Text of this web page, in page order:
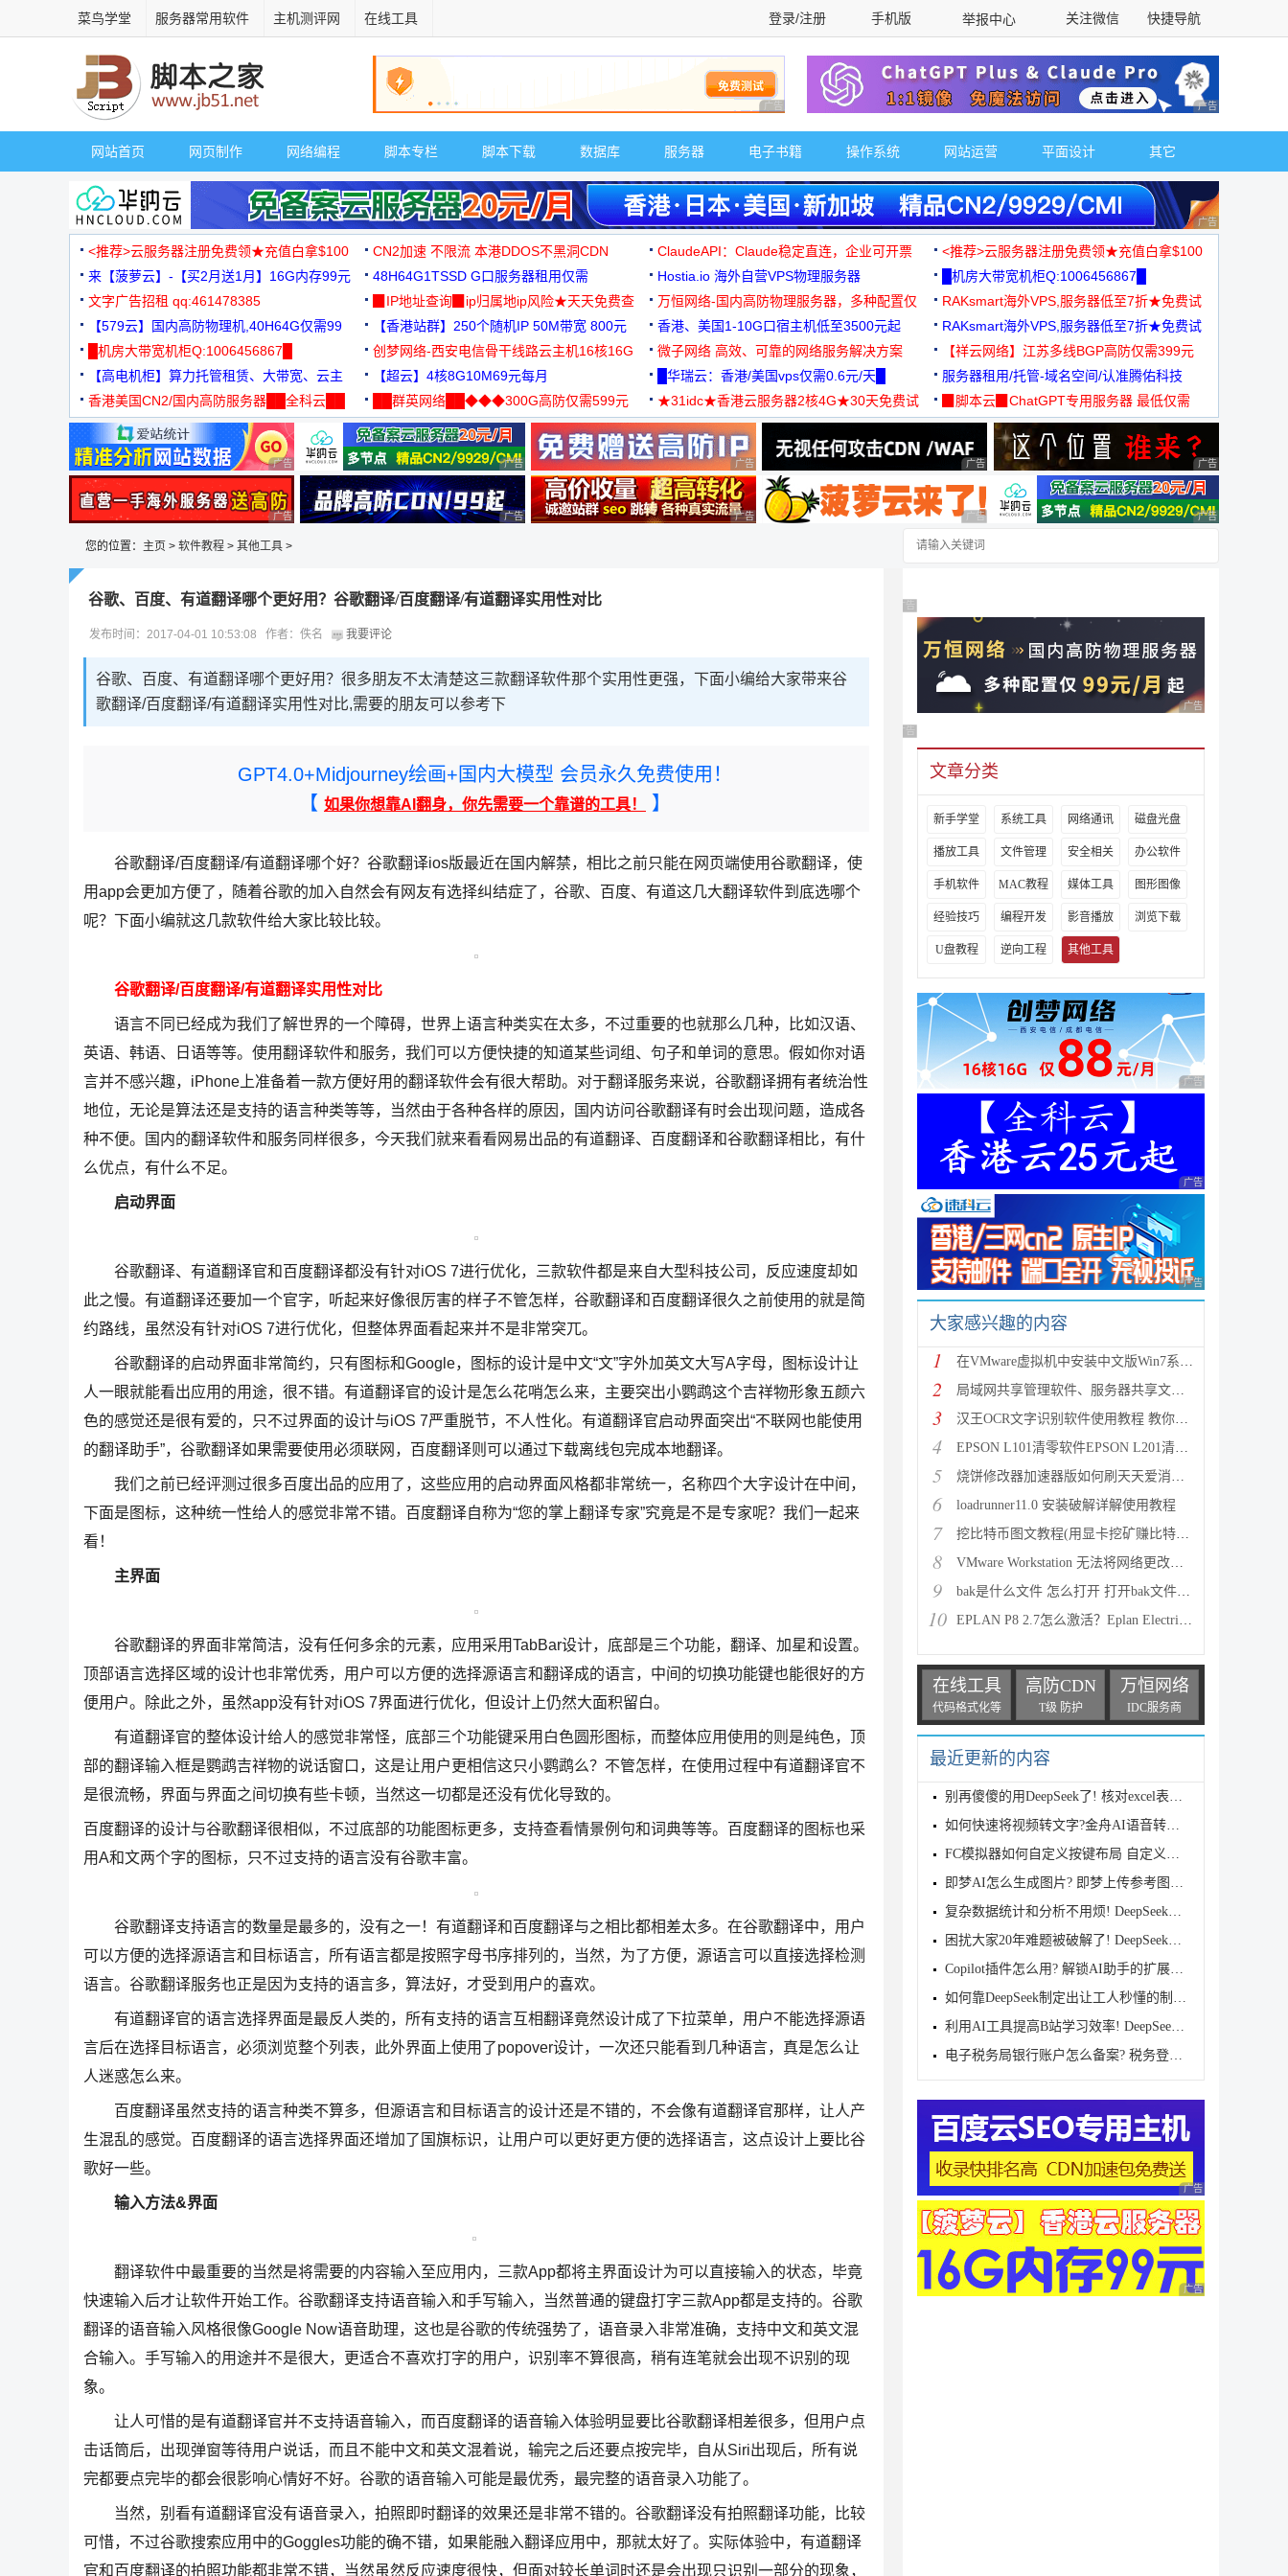
菜鸟学堂 服务器常用软件 主机测评网 在线工具 登录/注册 手机版 举报中心 关注微信 快捷导航
广告 商业广告，理性选择 广告 商业广告，理
网站首页 网页制作 网络编程 脚本专栏 脚本下载 数据库 服务器 电子书籍 操作系统 网站运营 平面设计 其它
广告 商业广告，理
<推荐>云服务器注册免费领★充值白拿$100 CN2加速 不限流 本港DDOS不黑洞CDN ClaudeAPI：Claude稳定直连，企业可开票
<推荐>云服务器注册免费领★充值白拿$100
来【菠萝云】-【买2月送1月】16G内存99元
48H64G1TSSD G口服务器租用仅需
3000+可免费测试
Hostia.io 海外自营VPS物理服务器
█机房大带宽机柜Q:1006456867█
文字广告招租 qq:461478385
▉IP地址查询▉ip归属地ip风险★天天免费查
万恒网络-国内高防物理服务器，多种配置仅
99元/月起
RAKsmart海外VPS,服务器低至7折★免费试
用★
【579云】国内高防物理机,40H64G仅需99
元
【香港站群】250个随机IP 50M带宽 800元 香港、美国1-10G口宿主机低至3500元起
RAKsmart海外VPS,服务器低至7折★免费试
用★
█机房大带宽机柜Q:1006456867█
创梦网络-西安电信骨干线路云主机16核16G
88元/月
微子网络 高效、可靠的网络服务解决方案
【祥云网络】江苏多线BGP高防仅需399元
【高电机柜】算力托管租赁、大带宽、云主
机
【超云】4核8G10M69元每月 █华瑞云：香港/美国vps仅需0.6元/天█
服务器租用/托管-域名空间/认准腾佑科技
香港美国CN2/国内高防服务器██全科云██
██群英网络██◆◆◆300G高防仅需599元
◆◆◆
★31idc★香港云服务器2核4G★30天免费试
用◆
▉脚本云▉ChatGPT专用服务器 最低仅需
19元/月
广告 商业广告，理性选择 广告 商业广告，理性选择 广告 商业广告，理性选择 广告 商业广告，理性选择 广告 商业广告，理
广告 商业广告，理性选择 广告 商业广告，理性选择 广告 商业广告，理性选择 广告 商业广告，理性选择 广告 商业广告，理
您的位置： 主页 > 软件教程 > 其他工具 >
谷歌、百度、有道翻译哪个更好用？谷歌翻译/百度翻译/有道翻译实用性对比
发布时间：2017-04-01 10:53:08 作者：佚名 我要评论
谷歌、百度、有道翻译哪个更好用？很多朋友不太清楚这三款翻译软件那个实用性更强，下面小编给大家带来谷
歌翻译/百度翻译/有道翻译实用性对比,需要的朋友可以参考下
GPT4.0+Midjourney绘画+国内大模型 会员永久免费使用！
【 如果你想靠AI翻身，你先需要一个靠谱的工具！ 】
谷歌翻译/百度翻译/有道翻译哪个好？谷歌翻译ios版最近在国内解禁，相比之前只能在网页端使用谷歌翻译，使
用app会更加方便了，随着谷歌的加入自然会有网友有选择纠结症了，谷歌、百度、有道这几大翻译软件到底选哪个
呢？下面小编就这几款软件给大家比较比较。
谷歌翻译/百度翻译/有道翻译实用性对比
语言不同已经成为我们了解世界的一个障碍，世界上语言种类实在太多，不过重要的也就那么几种，比如汉语、
英语、韩语、日语等等。使用翻译软件和服务，我们可以方便快捷的知道某些词组、句子和单词的意思。假如你对语
言并不感兴趣，iPhone上准备着一款方便好用的翻译软件会有很大帮助。对于翻译服务来说，谷歌翻译拥有者统治性
地位，无论是算法还是支持的语言种类等等，当然由于各种各样的原因，国内访问谷歌翻译有时会出现问题，造成各
种不便。国内的翻译软件和服务同样很多，今天我们就来看看网易出品的有道翻译、百度翻译和谷歌翻译相比，有什
么优点，有什么不足。
启动界面
谷歌翻译、有道翻译官和百度翻译都没有针对iOS 7进行优化，三款软件都是来自大型科技公司，反应速度却如
此之慢。有道翻译还要加一个官字，听起来好像很厉害的样子不管怎样，谷歌翻译和百度翻译很久之前使用的就是简
约路线，虽然没有针对iOS 7进行优化，但整体界面看起来并不是非常突兀。
谷歌翻译的启动界面非常简约，只有图标和Google，图标的设计是中文“文”字外加英文大写A字母，图标设计让
人一眼就能看出应用的用途，很不错。有道翻译官的设计是怎么花哨怎么来，主要突出小鹦鹉这个吉祥物形象五颜六
色的感觉还是很有爱的，只不过界面的设计与iOS 7严重脱节，不人性化。有道翻译官启动界面突出“不联网也能使用
的翻译助手”，谷歌翻译如果需要使用必须联网，百度翻译则可以通过下载离线包完成本地翻译。
我们之前已经评测过很多百度出品的应用了，这些应用的启动界面风格都非常统一，名称四个大字设计在中间，
下面是图标，这种统一性给人的感觉非常不错。百度翻译自称为“您的掌上翻译专家”究竟是不是专家呢？我们一起来
看！
主界面
谷歌翻译的界面非常简洁，没有任何多余的元素，应用采用TabBar设计，底部是三个功能，翻译、加星和设置。
顶部语言选择区域的设计也非常优秀，用户可以方便的选择源语言和翻译成的语言，中间的切换功能键也能很好的方
便用户。除此之外，虽然app没有针对iOS 7界面进行优化，但设计上仍然大面积留白。
有道翻译官的整体设计给人的感觉非常怪，底部三个功能键采用白色圆形图标，而整体应用使用的则是纯色，顶
部的翻译输入框是鹦鹉吉祥物的说话窗口，这是让用户更相信这只小鹦鹉么？不管怎样，在使用过程中有道翻译官不
是很流畅，界面与界面之间切换有些卡顿，当然这一切都是还没有优化导致的。
百度翻译的设计与谷歌翻译很相似，不过底部的功能图标更多，支持查看情景例句和词典等等。百度翻译的图标也采
用A和文两个字的图标，只不过支持的语言没有谷歌丰富。
谷歌翻译支持语言的数量是最多的，没有之一！有道翻译和百度翻译与之相比都相差太多。在谷歌翻译中，用户
可以方便的选择源语言和目标语言，所有语言都是按照字母书序排列的，当然，为了方便，源语言可以直接选择检测
语言。谷歌翻译服务也正是因为支持的语言多，算法好，才受到用户的喜欢。
有道翻译官的语言选择界面是最反人类的，所有支持的语言互相翻译竟然设计成了下拉菜单，用户不能选择源语
言后在选择目标语言，必须浏览整个列表，此外界面上使用了popover设计，一次还只能看到几种语言，真是怎么让
人迷惑怎么来。
百度翻译虽然支持的语言种类不算多，但源语言和目标语言的设计还是不错的，不会像有道翻译官那样，让人产
生混乱的感觉。百度翻译的语言选择界面还增加了国旗标识，让用户可以更好更方便的选择语言，这点设计上要比谷
歌好一些。
输入方法&界面
翻译软件中最重要的当然是将需要的内容输入至应用内，三款App都将主界面设计为可以直接输入的状态，毕竟
快速输入后才让软件开始工作。谷歌翻译支持语音输入和手写输入，当然普通的键盘打字三款App都是支持的。谷歌
翻译的语音输入风格很像Google Now语音助理，这也是谷歌的传统强势了，语音录入非常准确，支持中文和英文混
合输入。手写输入的用途并不是很大，更适合不喜欢打字的用户，识别率不算很高，稍有连笔就会出现不识别的现
象。
让人可惜的是有道翻译官并不支持语音输入，而百度翻译的语音输入体验明显要比谷歌翻译相差很多，但用户点
击话筒后，出现弹窗等待用户说话，而且不能中文和英文混着说，输完之后还要点按完毕，自从Siri出现后，所有说
完都要点完毕的都会很影响心情好不好。谷歌的语音输入可能是最优秀，最完整的语音录入功能了。
当然，别看有道翻译官没有语音录入，拍照即时翻译的效果还是非常不错的。谷歌翻译没有拍照翻译功能，比较
可惜，不过谷歌搜索应用中的Goggles功能的确不错，如果能融入翻译应用中，那就太好了。实际体验中，有道翻译
官和百度翻译的拍照功能都非常不错，当然虽然反应速度很快，但面对较长单词时还是会出现只识别一部分的现象，
广告 商业广告，理性选择
广告 商业广告，理性
广告 商业广告，理性选择
文章分类
新手学堂 系统工具 网络通讯 磁盘光盘
播放工具 文件管理 安全相关 办公软件
手机软件 MAC教程 媒体工具 图形图像
经验技巧 编程开发 影音播放 浏览下载
U盘教程 逆向工程 其他工具
广告 商业广告，理性
广告 商业广告，理性
广告 商业广告，理性
大家感兴趣的内容
1 在VMware虚拟机中安装中文版Win7系统详细教程 附虚拟
2 局域网共享管理软件、服务器共享文件夹设置访问权限软
3 汉王OCR文字识别软件使用教程 教你提取图片中的文字
4 EPSON L101清零软件EPSON L201清零软件使用教程详解（
5 烧饼修改器加速器版如何刷天天爱消除高分详细教程
6 loadrunner11.0 安装破解详解使用教程
7 挖比特币图文教程(用显卡挖矿赚比特币教程)
8 VMware Workstation 无法将网络更改为桥接状态解决方
9 bak是什么文件 怎么打开 打开bak文件的图文步骤
10 EPLAN P8 2.7怎么激活？Eplan Electric P8 2.7安装授
在线工具
代码格式化等
高防CDN
T级 防护
万恒网络
IDC服务商
最近更新的内容
别再傻傻的用DeepSeek了! 核对excel表格数据用豆包才
如何快速将视频转文字?金舟AI语音转文字将视频转文字
FC模拟器如何自定义按键布局 自定义按键布局设置教程
即梦AI怎么生成图片? 即梦上传参考图生成新图的实用教
复杂数据统计和分析不用烦! DeepSeek+豆包自动处理Exc
困扰大家20年难题被破解了! DeepSeek一键生成农历函数
Copilot插件怎么用? 解锁AI助手的扩展功能的使用指南
如何靠DeepSeek制定出让工人秒懂的制度手册?
利用AI工具提高B站学习效率! DeepSeek一键生成B站视频
电子税务局银行账户怎么备案? 税务登记银行账户备案技
广告 商业广告，理性
广告 商业广告，理性